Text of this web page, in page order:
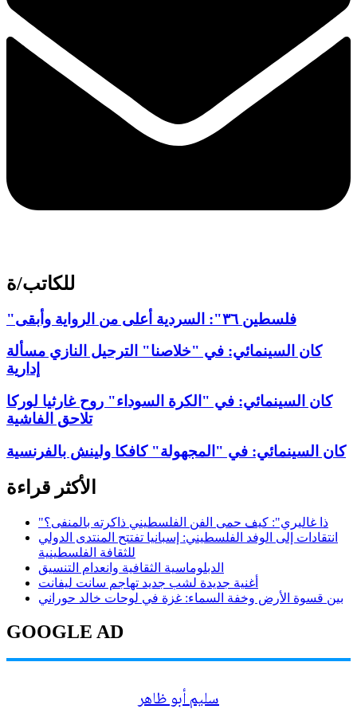
للكاتب/ة
"فلسطين ٣٦": السردية أعلى من الرواية وأبقى
كان السينمائي: في "خلاصنا" الترحيل النازي مسألة
إدارية
كان السينمائي: في "الكرة السوداء" روح غارثيا لوركا
تلاحق الفاشية
كان السينمائي: في "المجهولة" كافكا ولينش بالفرنسية
الأكثر قراءة
"ذا غاليري": كيف حمى الفن الفلسطيني ذاكرته بالمنفى؟
انتقادات إلى الوفد الفلسطيني: إسبانيا تفتتح المنتدى الدولي
للثقافة الفلسطينية
الدبلوماسية الثقافية وانعدام التنسيق
أغنية جديدة لشب جديد تهاجم سانت ليفانت
بين قسوة الأرض وخفة السماء: غزة في لوحات خالد حوراني
GOOGLE AD
سليم أبو ظاهر